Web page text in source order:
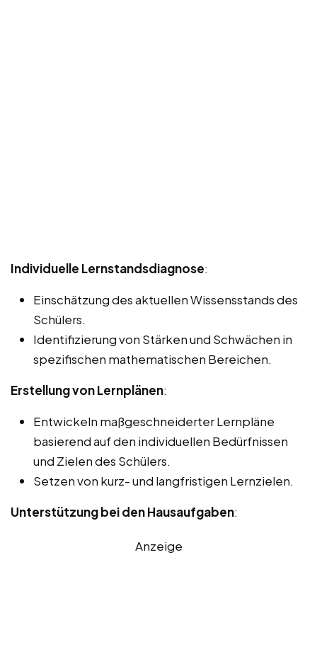
Individuelle Lernstandsdiagnose:
Einschätzung des aktuellen Wissensstands des
Schülers.
Identifizierung von Stärken und Schwächen in
spezifischen mathematischen Bereichen.
Erstellung von Lernplänen:
Entwickeln maßgeschneiderter Lernpläne
basierend auf den individuellen Bedürfnissen
und Zielen des Schülers.
Setzen von kurz- und langfristigen Lernzielen.
Unterstützung bei den Hausaufgaben:
Anzeige